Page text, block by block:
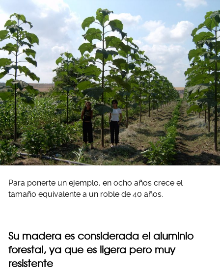
Para ponerte un ejemplo, en ocho años crece el
tamaño equivalente a un roble de 40 años.
Su madera es considerada el aluminio
forestal, ya que es ligera pero muy
resistente